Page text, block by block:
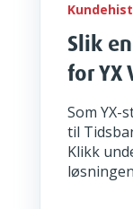
Slik
for YX
Som YX-
til
Klikk